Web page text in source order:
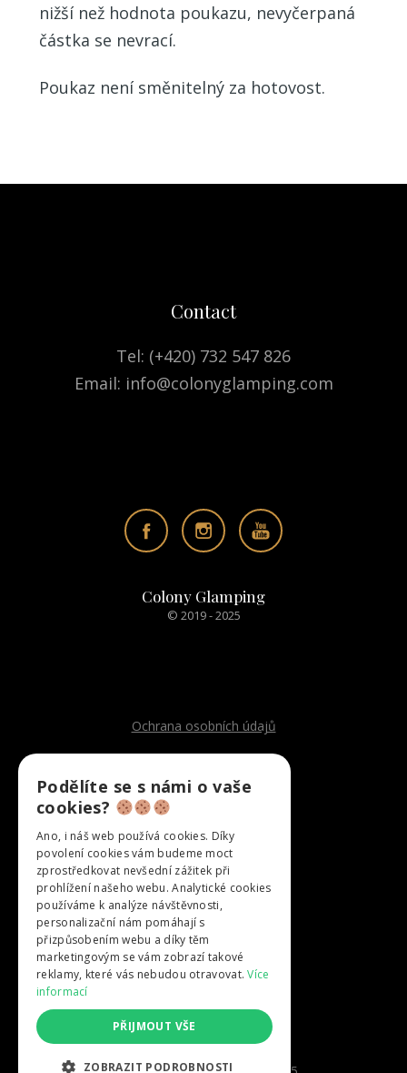
nižší než hodnota poukazu, nevyčerpaná
částka se nevrací.
Poukaz není směnitelný za hotovost.
Contact
Tel: (+420) 732 547 826
Email: info@colonyglamping.com
Colony Glamping
© 2019 - 2025
Ochrana osobních údajů
FAQ
Dostupnost termínů
Glamping Brdy
Glamping Pošumaví
Stan mezi potoky
Podělíte se s námi o vaše
cookies?
Ano, i náš web používá cookies. Díky
povolení cookies vám budeme moct
zprostředkovat nevšední zážitek při
prohlížení našeho webu. Analytické cookies
používáme k analýze návštěvnosti,
personalizační nám pomáhají s
přizpůsobením webu a díky těm
marketingovým se vám zobrazí takové
reklamy, které vás nebudou otravovat.Více
informací
PŘIJMOUT VŠE
ZOBRAZIT PODROBNOSTI